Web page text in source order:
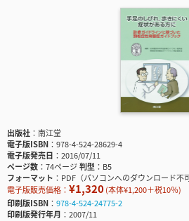
出版社
南江堂
電子版ISBN
978-4-524-28629-4
電子版発売日
2016/07/11
ページ数
74ページ判型
B5
フォーマット
PDF（パソコンへのダウンロード不可
電子版販売価格： ¥1,320(本体¥1,200＋税10％)
印刷版ISBN
978-4-524-24775-2
印刷版発行年月
2007/11